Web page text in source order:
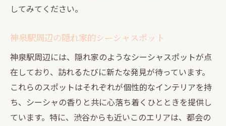
してみてください。
神泉駅周辺の隠れ家的シーシャスポット
神泉駅周辺には、隠れ家のようなシーシャスポットが点
在しており、訪れるたびに新たな発見が待っています。
これらのスポットはそれぞれが個性的なインテリアを持
ち、シーシャの香りと共に心落ち着くひとときを提供し
ています。特に、渋谷からも近いこのエリアは、都会の